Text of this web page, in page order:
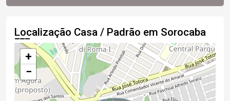
Localização Casa / Padrão em Sorocaba
+
−